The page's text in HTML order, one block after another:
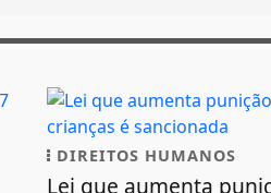
DIREITOS HUMANOS
Lei que aumenta